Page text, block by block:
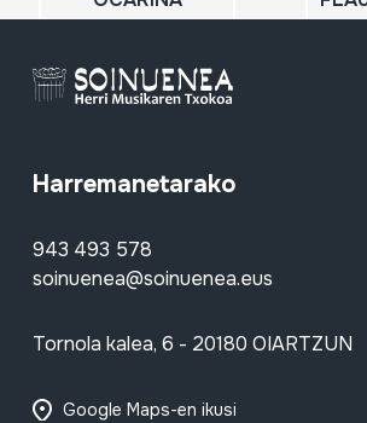
Harremanetarako
943 493 578
soinuenea@soinuenea.eus
Tornola kalea, 6 - 20180 OIARTZUN
Google Maps-en ikusi